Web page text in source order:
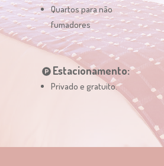
Quartos para não
fumadores
Estacionamento:
Privado e gratuito.